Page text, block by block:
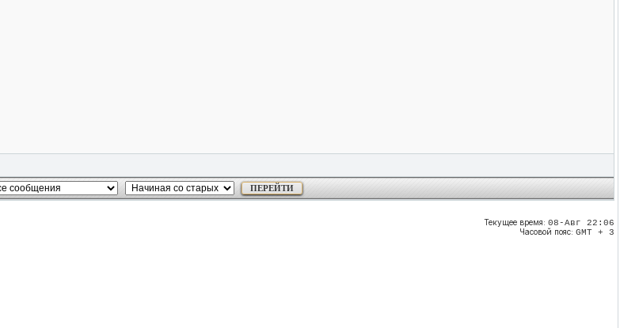
Текущее время: 08-Авг 22:06
Часовой пояс: GMT + 3